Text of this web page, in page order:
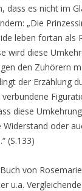
dass es nicht im
„Die
leben fortan als
wird diese
den Zuhörern
der Erzählung
diese
Widerstand oder
(S.133)
von
u.a.